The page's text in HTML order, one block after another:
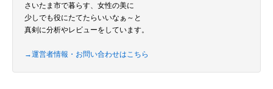
さいたま市で暮らす、女性の美に
少しでも役にたてたらいいなぁ～と
真剣に分析やレビューをしています。
→運営者情報・お問い合わせはこちら